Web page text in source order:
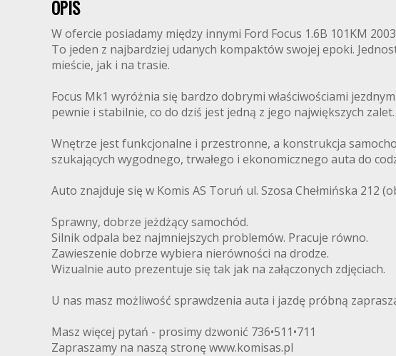
OPIS
W ofercie posiadamy między innymi Ford Focus 1.6B 101KM
To jeden z najbardziej udanych kompaktów swojej epoki.
mieście, jak i na trasie.
Focus Mk1 wyróżnia się bardzo dobrymi właściwościami
pewnie i stabilnie, co do dziś jest jedną z jego największych zalet.
Wnętrze jest funkcjonalne i przestronne, a konstrukcja
szukających wygodnego, trwałego i ekonomicznego auta do
Auto znajduje się w Komis AS Toruń ul. Szosa Chełmińska 212
Sprawny, dobrze jeżdżący samochód.
Silnik odpala bez najmniejszych problemów. Pracuje równo.
Zawieszenie dobrze wybiera nierówności na drodze.
Wizualnie auto prezentuje się tak jak na załączonych zdjęciach.
U nas masz możliwość sprawdzenia auta i jazdę próbną
Masz więcej pytań - prosimy dzwonić 736•511•711
Zapraszamy na naszą stronę www.komisas.pl